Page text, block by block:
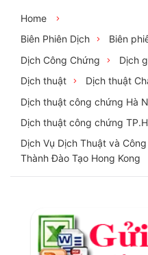
Home
Biên Phiên Dịch
Biên
Dịch Công Chứng
Dịch
Dịch thuật
Dịch thuật
Dịch thuật công chứng Hà
Dịch thuật công chứng
Dịch Vụ Dịch Thuật và
Thành Đào Tạo Hong Kong